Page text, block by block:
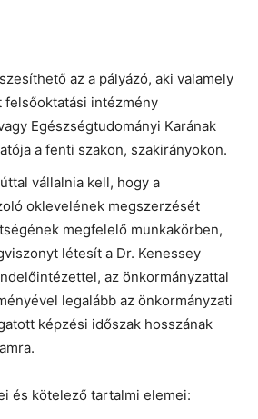
az a pályázó, aki valamely
felsőoktatási intézmény
Egészségtudományi Karának
a fenti szakon, szakirányokon.
vállalnia kell, hogy a
oklevelének megszerzését
megfelelő munkakörben,
létesít a Dr. Kenessey
az önkormányzattal
legalább az önkormányzati
képzési időszak hosszának
és kötelező tartalmi elemei: